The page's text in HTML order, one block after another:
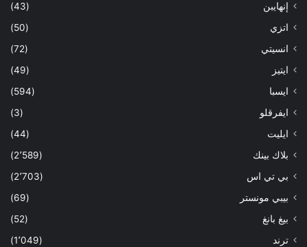
إنهايبن
(43)
اتزي
(50)
انسيتي
(72)
ايتيز
(49)
ايسبا
(594)
ايفرقلو
(3)
ايليت
(44)
بلاك بينك
(2٬589)
بي تي اس
(2٬703)
بيبي مونستر
(69)
بيغ بانغ
(52)
ترند
(1٬049)